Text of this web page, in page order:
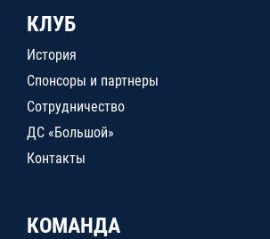
КЛУБ
История
Спонсоры и партнеры
Сотрудничество
ДС «Большой»
Контакты
КОМАНДА